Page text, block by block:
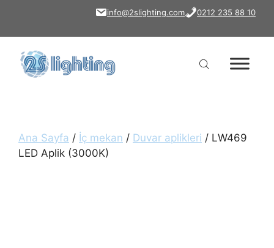
info@2slighting.com 0212 235 88 10
Ana Sayfa / İç mekan / Duvar aplikleri / LW469
LED Aplik (3000K)